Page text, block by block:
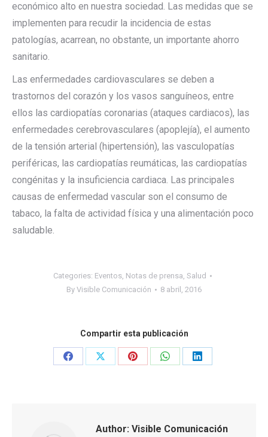
económico alto en nuestra sociedad. Las medidas que se
implementen para recudir la incidencia de estas
patologías, acarrean, no obstante, un importante ahorro
sanitario.
Las enfermedades cardiovasculares se deben a
trastornos del corazón y los vasos sanguíneos, entre
ellos las cardiopatías coronarias (ataques cardiacos), las
enfermedades cerebrovasculares (apoplejía), el aumento
de la tensión arterial (hipertensión), las vasculopatías
periféricas, las cardiopatías reumáticas, las cardiopatías
congénitas y la insuficiencia cardiaca. Las principales
causas de enfermedad vascular son el consumo de
tabaco, la falta de actividad física y una alimentación poco
saludable.
Categories: Eventos, Notas de prensa, Salud
By Visible Comunicación 8 abril, 2016
Compartir esta publicación
Share
Share
Share
Share
Share
Author: Visible Comunicación